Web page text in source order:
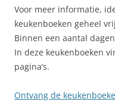
Voor meer informatie,
keukenboeken geheel
Binnen een aantal
In deze keukenboeken
pagina’s.
Ontvang de